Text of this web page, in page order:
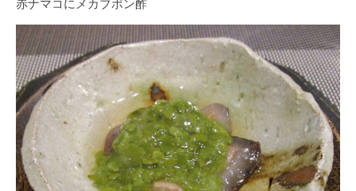
赤ナマコにメカブポン酢